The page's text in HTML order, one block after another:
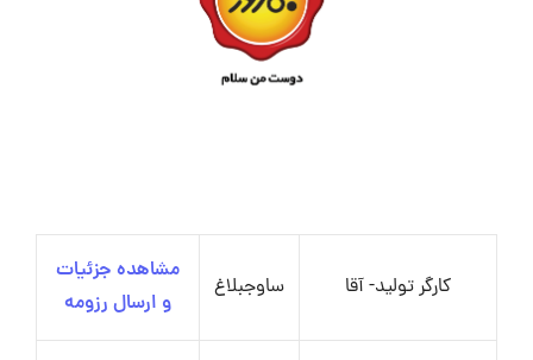
کارگر تولید- آقا ساوجبلاغ
مشاهده جزئیات
و ارسال رزومه